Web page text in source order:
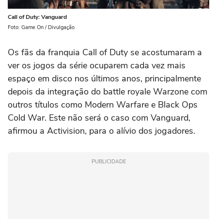
Call of Duty: Vanguard
Foto: Game On / Divulgação
Os fãs da franquia Call of Duty se acostumaram a
ver os jogos da série ocuparem cada vez mais
espaço em disco nos últimos anos, principalmente
depois da integração do battle royale Warzone com
outros títulos como Modern Warfare e Black Ops
Cold War. Este não será o caso com Vanguard,
afirmou a Activision, para o alívio dos jogadores.
PUBLICIDADE